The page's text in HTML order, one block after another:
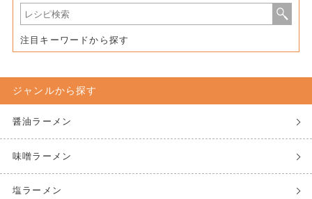
注目キーワードから探す
ジャンルから探す
醤油ラーメン
味噌ラーメン
塩ラーメン